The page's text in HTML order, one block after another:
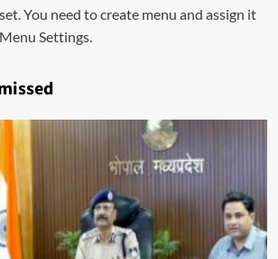
You need to create menu and assign it
Settings.